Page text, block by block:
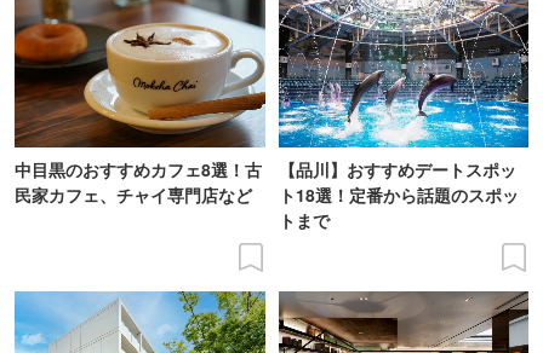
中目黒のおすすめカフェ8選！古
民家カフェ、チャイ専門店など
【品川】おすすめデートスポッ
ト18選！定番から話題のスポッ
トまで